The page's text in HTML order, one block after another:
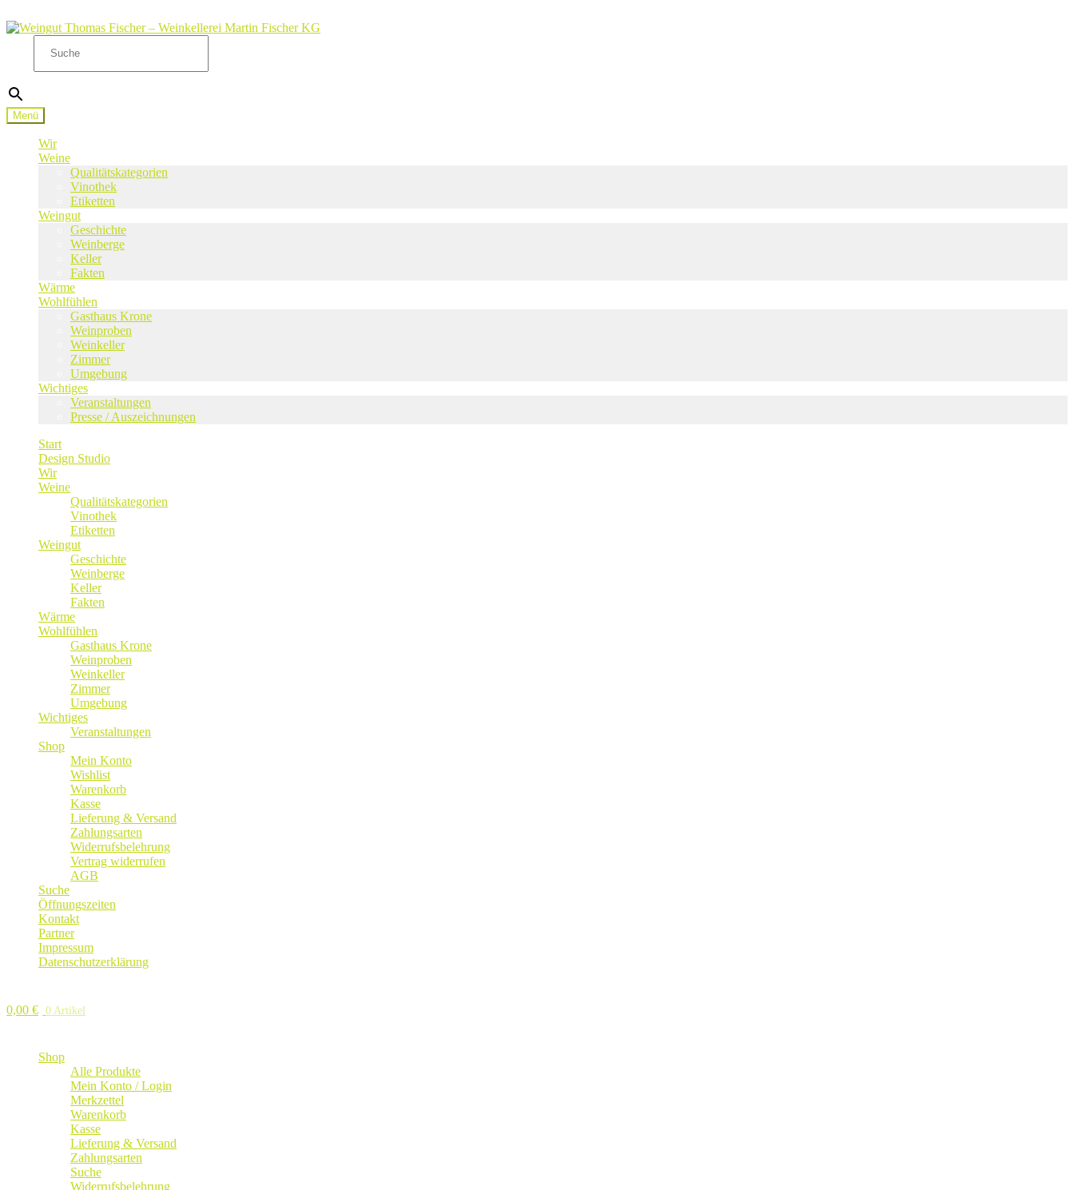
Zur
Zum
Menü
Wir
Weine
Qualitätskategorien
Vinothek
Etiketten
Weingut
Geschichte
Weinberge
Keller
Fakten
Wärme
Wohlfühlen
Gasthaus Krone
Weinproben
Weinkeller
Zimmer
Umgebung
Wichtiges
Veranstaltungen
Presse / Auszeichnungen
Start
Design Studio
Wir
Weine
Qualitätskategorien
Vinothek
Etiketten
Weingut
Geschichte
Weinberge
Keller
Fakten
Wärme
Wohlfühlen
Gasthaus Krone
Weinproben
Weinkeller
Zimmer
Umgebung
Wichtiges
Veranstaltungen
Shop
Mein Konto
Wishlist
Warenkorb
Kasse
Lieferung & Versand
Zahlungsarten
Widerrufsbelehrung
Vertrag widerrufen
AGB
Suche
Öffnungszeiten
Kontakt
Partner
Impressum
Datenschutzerklärung
0,00 € 0 Artikel
Shop
Alle Produkte
Mein Konto / Login
Merkzettel
Warenkorb
Kasse
Lieferung & Versand
Zahlungsarten
Suche
Widerrufsbelehrung